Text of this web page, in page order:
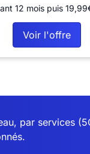
12 mois puis
Voir l'offre
par services